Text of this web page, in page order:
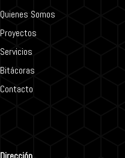
Quienes Somos
Proyectos
Servicios
Bitácoras
Contacto